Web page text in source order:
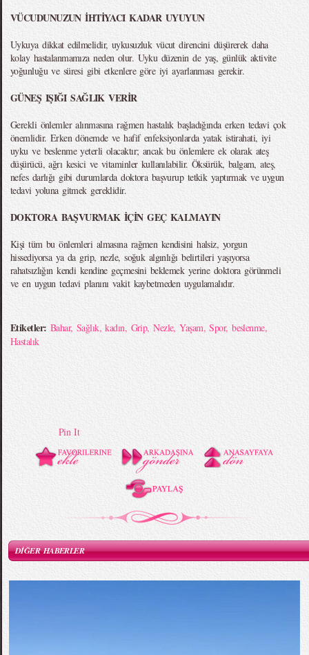
VÜCUDUNUZUN İHTİYACI KADAR UYUYUN
Uykuya dikkat edilmelidir, uykusuzluk vücut direncini düşürerek daha
kolay hastalanmamıza neden olur. Uyku düzenin de yaş, günlük aktivite
yoğunluğu ve süresi gibi etkenlere göre iyi ayarlanması gerekir.
GÜNEŞ IŞIĞI SAĞLIK VERİR
Gerekli önlemler alınmasına rağmen hastalık başladığında erken tedavi çok
önemlidir. Erken dönemde ve hafif enfeksiyonlarda yatak istirahati, iyi
uyku ve beslenme yeterli olacaktır; ancak bu önlemlere ek olarak ateş
düşürücü, ağrı kesici ve vitaminler kullanılabilir. Öksürük, balgam, ateş,
nefes darlığı gibi durumlarda doktora başvurup tetkik yaptırmak ve uygun
tedavi yoluna gitmek gereklidir.
DOKTORA BAŞVURMAK İÇİN GEÇ KALMAYIN
Kişi tüm bu önlemleri almasına rağmen kendisini halsiz, yorgun
hissediyorsa ya da grip, nezle, soğuk algınlığı belirtileri yaşıyorsa
rahatsızlığın kendi kendine geçmesini beklemek yerine doktora görünmeli
ve en uygun tedavi planını vakit kaybetmeden uygulamalıdır.
Etiketler: Bahar, Sağlık,kadın, Grip,Nezle,Yaşam,Spor,beslenme,
Hastalık
Pin It
DİĞER HABERLER